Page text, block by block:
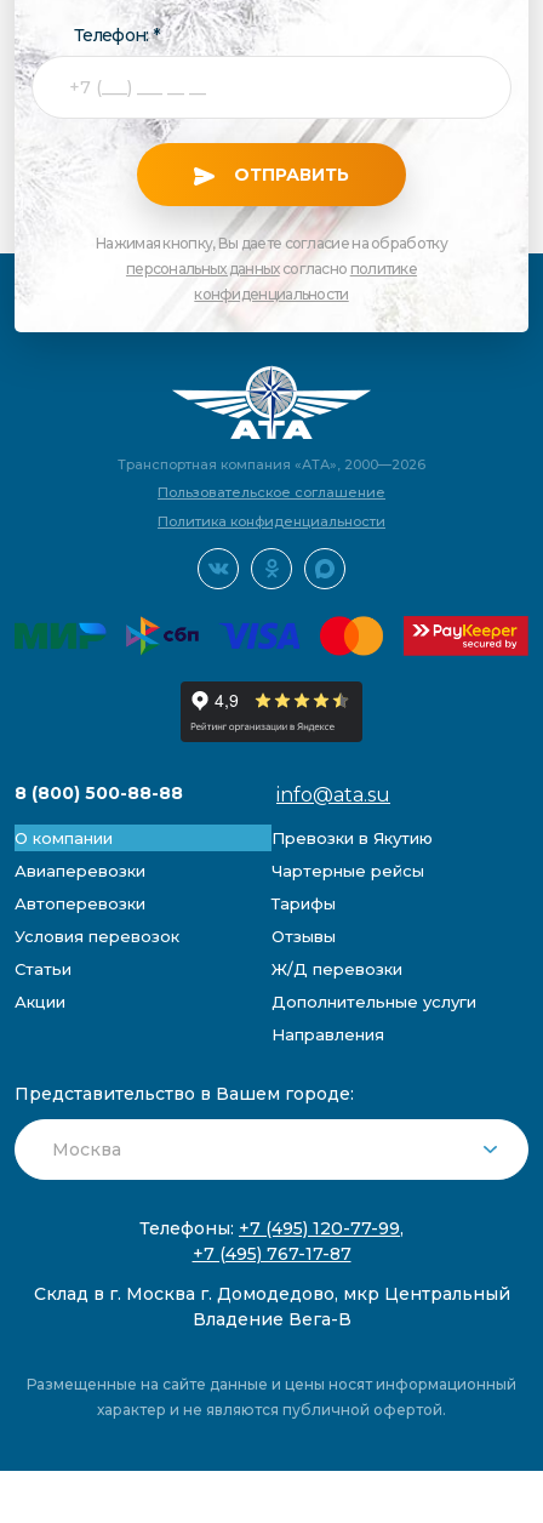
Телефон: *
ОТПРАВИТЬ
Нажимая кнопку, Вы даете согласие на обработку
персональных данныхсогласно политике
конфиденциальности
Транспортная компания «АТА», 2000—2026
Пользовательское соглашение
Политика конфиденциальности
8 (800) 500-88-88 info@ata.su
О компании
Превозки в Якутию
Авиаперевозки
Чартерные рейсы
Автоперевозки
Тарифы
Условия перевозок
Отзывы
Статьи
Ж/Д перевозки
Акции
Дополнительные услуги
Направления
Представительство в Вашем городе:
Телефоны: +7 (495) 120-77-99,
+7 (495) 767-17-87
Склад в г. Москва г. Домодедово, мкр Центральный
Владение Вега-В
Размещенные на сайте данные и цены носят информационный
характер и не являются публичной офертой.